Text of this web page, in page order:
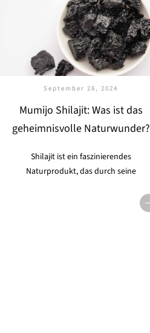
September 28, 2024
Mumijo Shilajit: Was ist das
geheimnisvolle Naturwunder?
Shilajit ist ein faszinierendes
Naturprodukt, das durch seine